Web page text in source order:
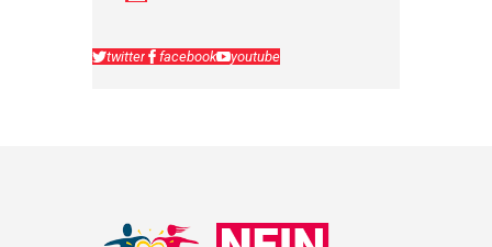
twitter facebook youtube